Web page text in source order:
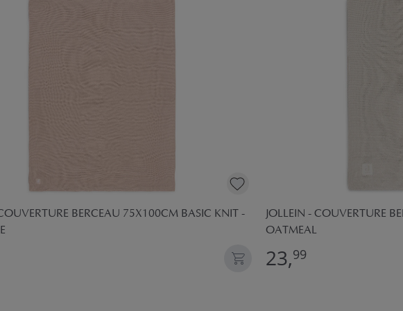
BERCEAU 75X100CM BASIC KNIT -
JOLLEIN - COUVERTURE
OATMEAL
23,99